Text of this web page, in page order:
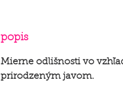
popis
Mierne odlišnosti vo
prirodzeným javom.